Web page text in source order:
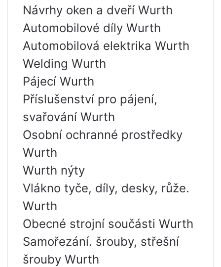
Návrhy oken a dveří Wurth
Automobilové díly Wurth
Automobilová elektrika Wurth
Welding Wurth
Pájecí Wurth
Příslušenství pro pájení,
svařování Wurth
Osobní ochranné prostředky
Wurth
Wurth nýty
Vlákno tyče, díly, desky, růže.
Wurth
Obecné strojní součásti Wurth
Samořezání. šrouby, střešní
šrouby Wurth